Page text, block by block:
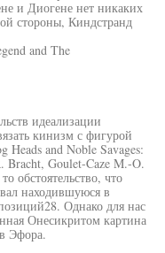
и Диогене нет никаких
стороны, Киндстранд
and The
идеализации
кинизм с фигурой
Heads and Noble Savages:
Bracht, Goulet-Caze M.-O.
обстоятельство, что
находившуюся в
Однако для нас
Онесикритом картина
Эфора.